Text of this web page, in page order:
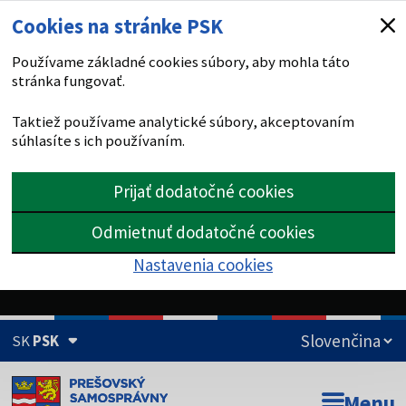
Cookies na stránke PSK
Používame základné cookies súbory, aby mohla táto
stránka fungovať.
Taktiež používame analytické súbory, akceptovaním
súhlasíte s ich používaním.
Prijať dodatočné cookies
Odmietnuť dodatočné cookies
Nastavenia cookies
SKPSK
Doména psk.sk je oficiálna